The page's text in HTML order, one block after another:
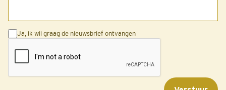
Ja, ik wil graag de nieuwsbrief ontvangen